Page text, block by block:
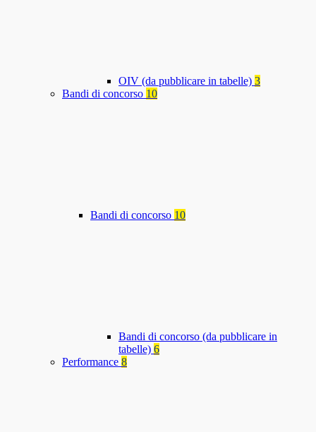
OIV (da pubblicare in tabelle) 3
Bandi di concorso 10
Bandi di concorso 10
Bandi di concorso (da pubblicare in
tabelle) 6
Performance 8